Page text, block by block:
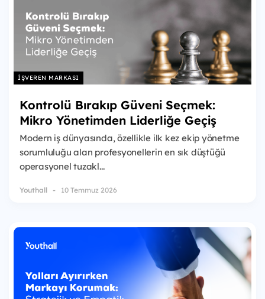
İŞVEREN MARKASI
Kontrolü Bırakıp Güveni Seçmek:
Mikro Yönetimden Liderliğe Geçiş
Modern iş dünyasında, özellikle ilk kez ekip yönetme
sorumluluğu alan profesyonellerin en sık düştüğü
operasyonel tuzakl...
Youthall 10 Temmuz 2026